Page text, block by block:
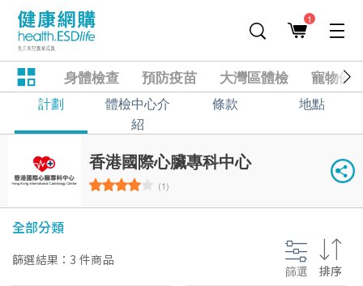
1
身體檢查 預防疫苗 大灣區體檢 寵物健
計劃
體檢中心介
紹
條款 地點
香港國際心臟專科中心
(1)
全部分類
篩選結果：3 件商品
篩選 排序